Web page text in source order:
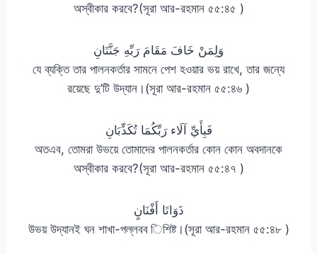
অস্বীকার করবে?(সূরা আর-রহমান ৫৫:৪৫ )
وَلِمَنْ خَافَ مَقَامَ رَبِّهِ جَنَّتَانِ
যে ব্যক্তি তার পালনকর্তার সামনে পেশ হওয়ার ভয় রাখে, তার জন্যে
রয়েছে দু’টি উদ্যান।(সূরা আর-রহমান ৫৫:৪৬ )
فَبِأَيِّ آلَاء رَبِّكُمَا تُكَذِّبَانِ
অতএব, তোমরা উভয়ে তোমাদের পালনকর্তার কোন কোন অবদানকে
অস্বীকার করবে?(সূরা আর-রহমান ৫৫:৪৭ )
ذَوَاتَا أَفْنَانٍ
উভয় উদ্যানই ঘন শাখা-পল্লবব িশিষ্ট।(সূরা আর-রহমান ৫৫:৪৮ )